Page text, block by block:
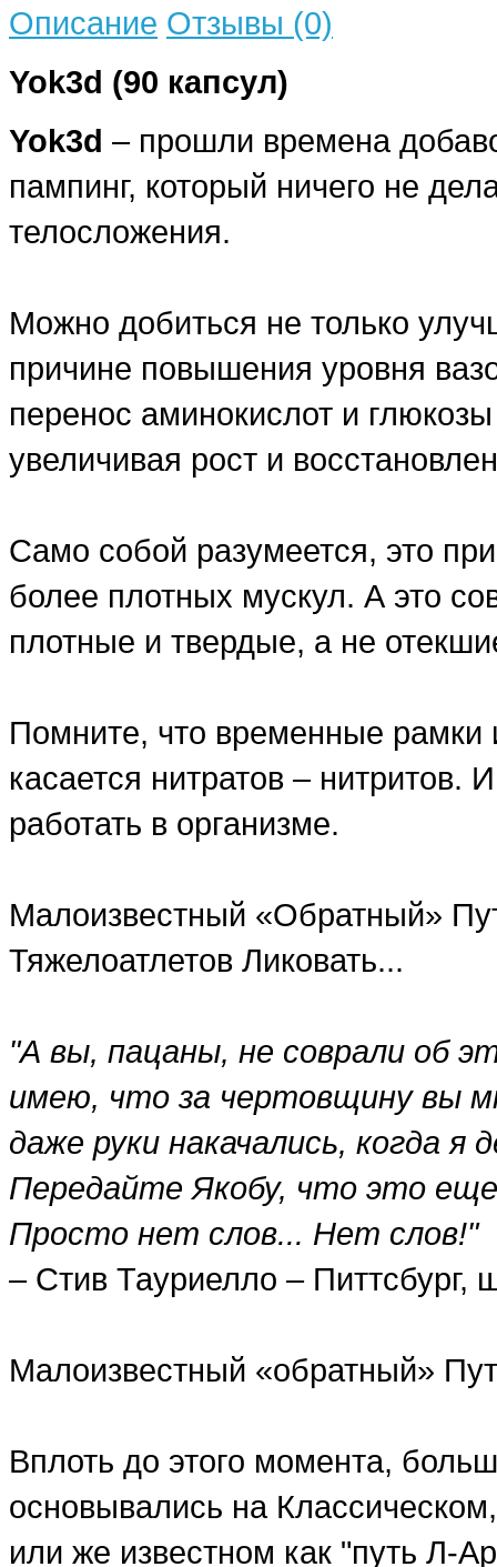
Описание Отзывы (0)
Yok3d (90 капсул)
Yok3d – прошли времена
пампинг, который ничего не
телосложения.
Можно добиться не только
причине повышения уровня
перенос аминокислот и
увеличивая рост и
Само собой разумеется, это
более плотных мускул. А это
плотные и твердые, а не
Помните, что временные рамки
касается нитратов –
работать в организме.
Малоизвестный «Обратный»
Тяжелоатлетов Ликовать...
"А вы, пацаны, не соврали об
имею, что за чертовщину вы
даже руки накачались, когда
Передайте Якобу, что это
Просто нет слов... Нет слов!"
– Стив Тауриелло – Питтсбург,
Малоизвестный «обратный»
Вплоть до этого момента,
основывались на
или же известном как "путь Л-